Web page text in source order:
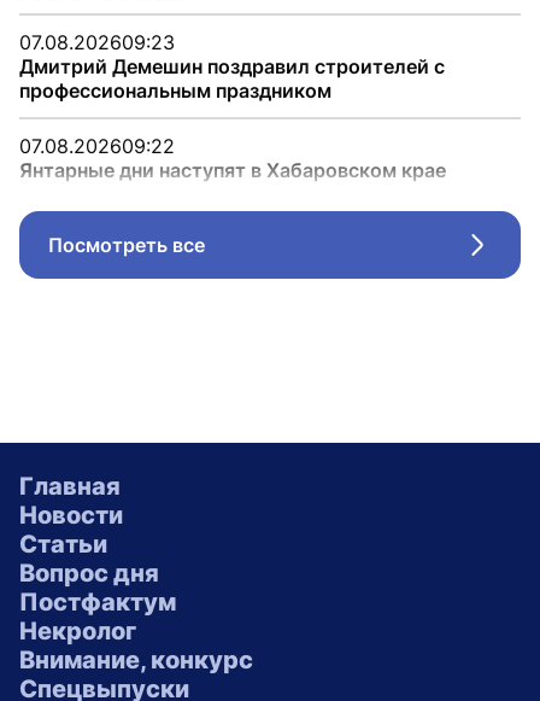
07.08.202609:23
Дмитрий Демешин поздравил строителей с
профессиональным праздником
07.08.202609:22
Янтарные дни наступят в Хабаровском крае
Посмотреть все
Главная
Новости
Статьи
Вопрос дня
Постфактум
Некролог
Внимание, конкурс
Спецвыпуски